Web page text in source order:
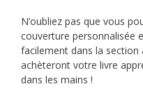
N’oubliez pas que vous
couverture personnalisée
facilement dans la section
achèteront votre livre
dans les mains !